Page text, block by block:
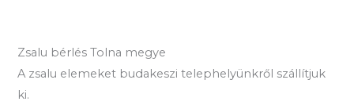
Zsalu bérlés Tolna megye
A zsalu elemeket budakeszi telephelyünkről szállítjuk
ki.